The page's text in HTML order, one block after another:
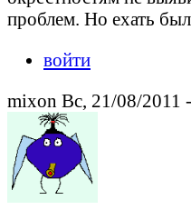
проблем. Но ехать
войти
mixon Вс, 21/08/2011